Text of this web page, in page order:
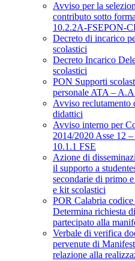
Avviso per la
contributo sotto
10.2.2A-FSEPON-
Decreto di incarico
scolastici
Decreto Incarico
scolastici
PON Supporti
personale ATA –
Avviso reclutamento
didattici
Avviso interno per
2014/2020 Asse 12
10.1.1 FSE
Azione di
il supporto a
secondarie di primo
e kit scolastici
POR Calabria
Determina richiesta
partecipato alla
Verbale di verifica
pervenute di
relazione alla